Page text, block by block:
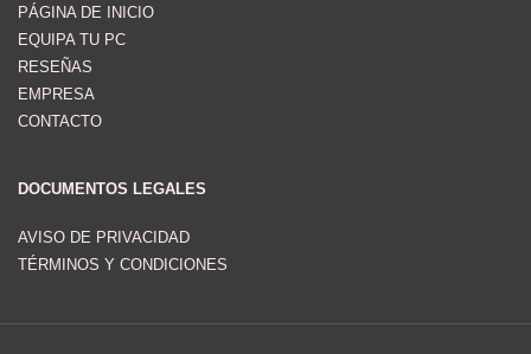
PÁGINA DE INICIO
EQUIPA TU PC
RESEÑAS
EMPRESA
CONTACTO
DOCUMENTOS LEGALES
AVISO DE PRIVACIDAD
TÉRMINOS Y CONDICIONES